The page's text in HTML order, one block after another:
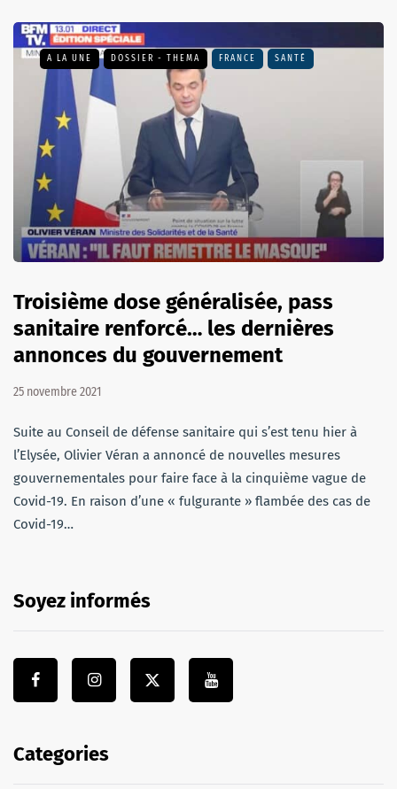
A LA UNE DOSSIER - THEMA FRANCE SANTÉ
Troisième dose généralisée, pass
sanitaire renforcé… les dernières
annonces du gouvernement
25 novembre 2021
Suite au Conseil de défense sanitaire qui s’est tenu hier à
l’Elysée, Olivier Véran a annoncé de nouvelles mesures
gouvernementales pour faire face à la cinquième vague de
Covid-19. En raison d’une « fulgurante » flambée des cas de
Covid-19…
Soyez informés
Categories